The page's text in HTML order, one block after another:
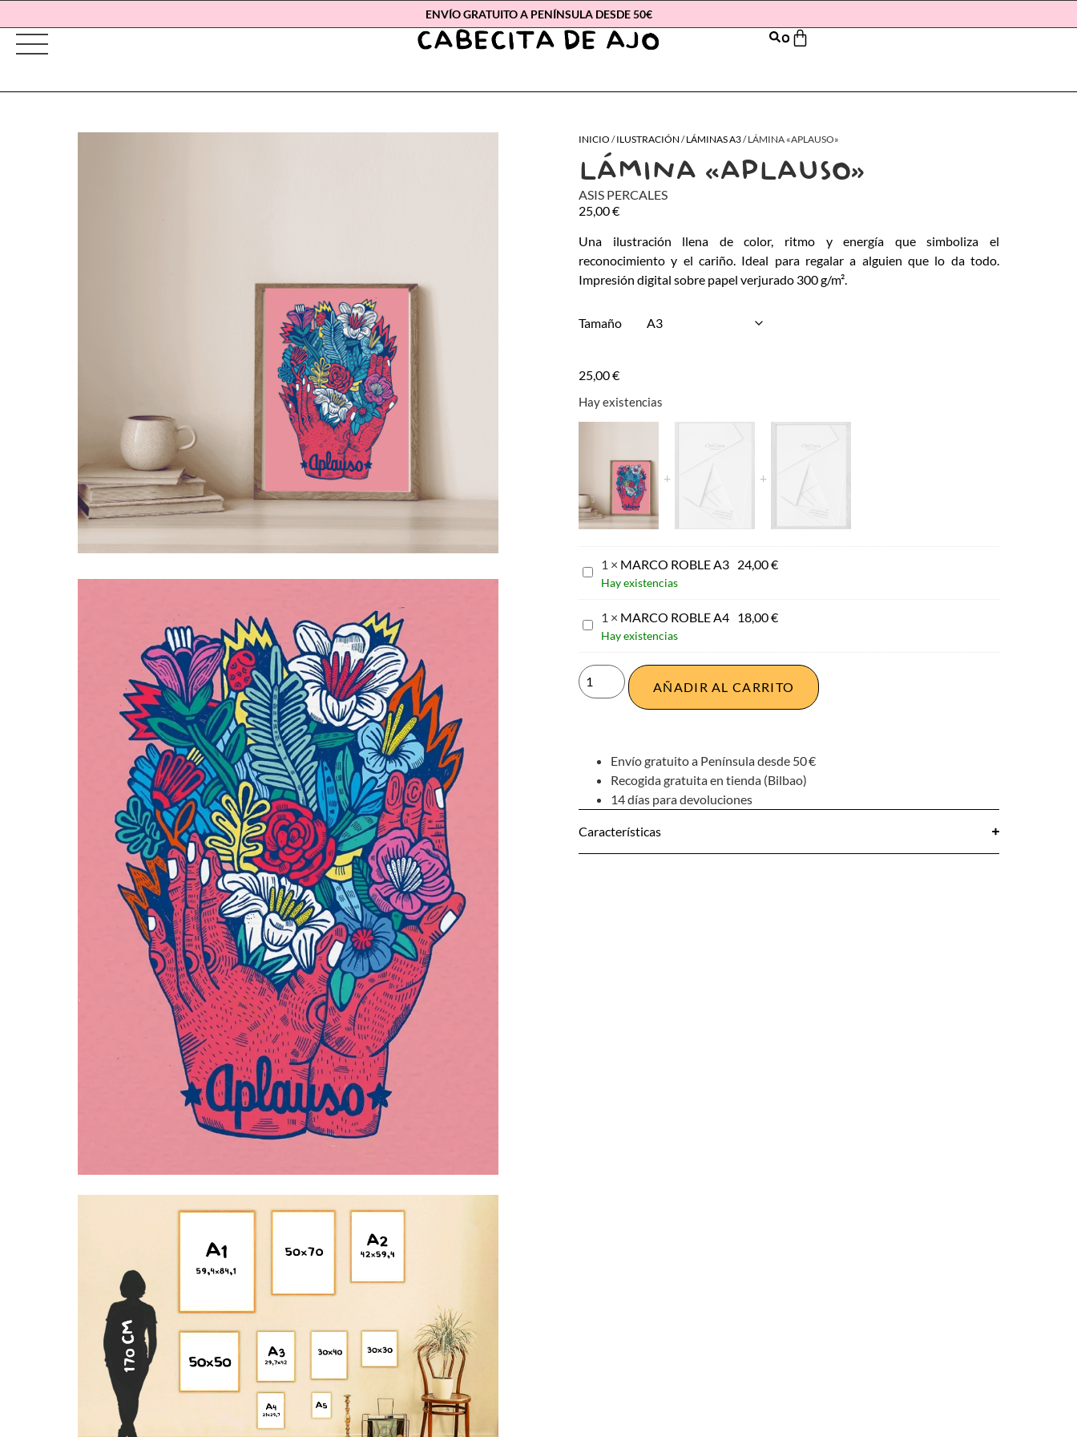
ENVÍO GRATUITO A PENÍNSULA DESDE 50€
0
INICIO /ILUSTRACIÓN /LÁMINAS A3/ LÁMINA «APLAUSO»
LÁMINA «APLAUSO»
ASIS PERCALES
25,00€
Una ilustración llena de color, ritmo y energía que simboliza el
reconocimiento y el cariño. Ideal para regalar a alguien que lo da todo.
Impresión digital sobre papel verjurado 300 g/m².
Tamaño
25,00€
Hay existencias
MARCO
ROBLE
A3
1 × MARCO ROBLE A3 24,00€
Hay existencias
MARCO
ROBLE
A4
1 × MARCO ROBLE A4 18,00€
Hay existencias
AÑADIR AL CARRITO
Envío gratuito a Península desde 50 €
Recogida gratuita en tienda (Bilbao)
14 días para devoluciones
Características